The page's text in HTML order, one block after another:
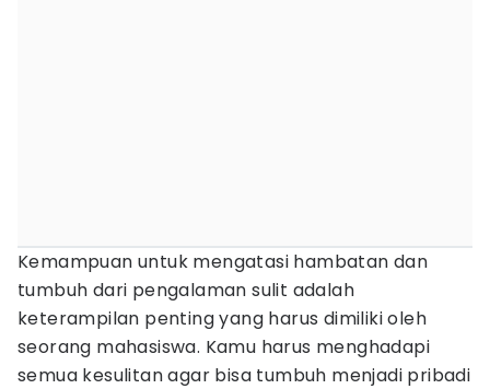
Kemampuan untuk mengatasi hambatan dan
tumbuh dari pengalaman sulit adalah
keterampilan penting yang harus dimiliki oleh
seorang mahasiswa. Kamu harus menghadapi
semua kesulitan agar bisa tumbuh menjadi pribadi